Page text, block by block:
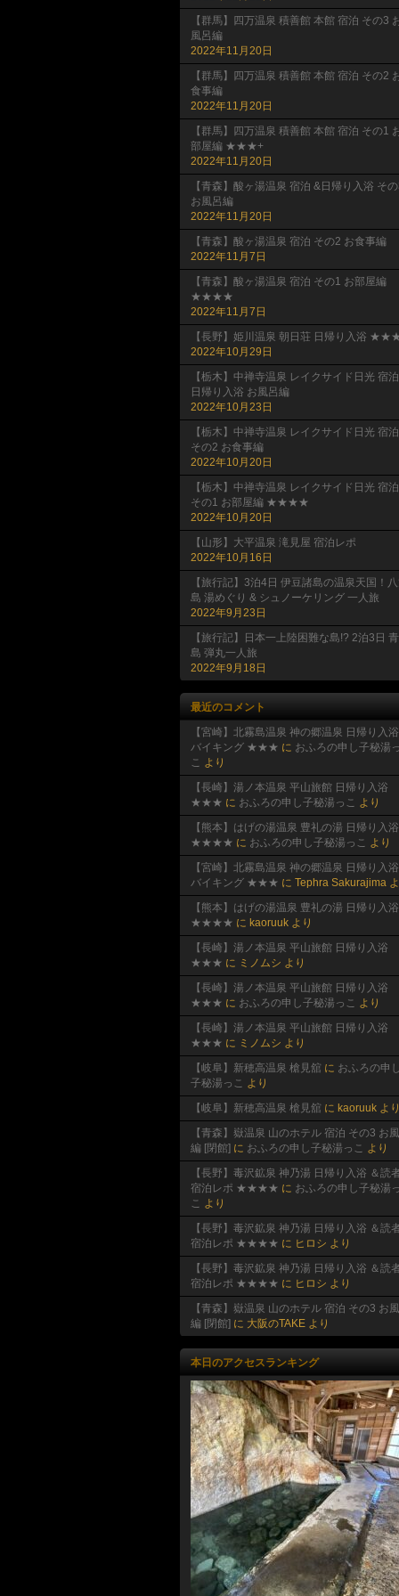
【群馬】四万温泉 積善館 本館 宿泊 その3
風呂編
2022年11月20日
【群馬】四万温泉 積善館 本館 宿泊 その2
食事編
2022年11月20日
【群馬】四万温泉 積善館 本館 宿泊 その1
部屋編 ★★★+
2022年11月20日
【青森】酸ヶ湯温泉 宿泊 &日帰り入浴 そ
お風呂編
2022年11月20日
【青森】酸ヶ湯温泉 宿泊 その2 お食事編
2022年11月7日
【青森】酸ヶ湯温泉 宿泊 その1 お部屋編
★★★★
2022年11月7日
【長野】姫川温泉 朝日荘 日帰り入浴
2022年10月29日
【栃木】中禅寺温泉 レイクサイド日光 宿
日帰り入浴 お風呂編
2022年10月23日
【栃木】中禅寺温泉 レイクサイド日光 宿泊
その2 お食事編
2022年10月20日
【栃木】中禅寺温泉 レイクサイド日光 宿泊
その1 お部屋編 ★★★★
2022年10月20日
【山形】大平温泉 滝見屋 宿泊レポ
2022年10月16日
【旅行記】3泊4日 伊豆諸島の温泉天国！
島 湯めぐり & シュノーケリング 一人旅
2022年9月23日
【旅行記】日本一上陸困難な島!? 2泊3日
島 弾丸一人旅
2022年9月18日
最近のコメント
【宮崎】北霧島温泉 神の郷温泉 日帰り入
バイキング ★★★ に おふろの申し子秘湯っ
こ より
【長崎】湯ノ本温泉 平山旅館 日帰り入浴
★★★ に おふろの申し子秘湯っこ より
【熊本】はげの湯温泉 豊礼の湯 日帰り入浴
★★★★ に おふろの申し子秘湯っこ より
【宮崎】北霧島温泉 神の郷温泉 日帰り入
バイキング ★★★ に Tephra Sakurajima
【熊本】はげの湯温泉 豊礼の湯 日帰り入浴
★★★★ に kaoruuk より
【長崎】湯ノ本温泉 平山旅館 日帰り入浴
★★★ に ミノムシ より
【長崎】湯ノ本温泉 平山旅館 日帰り入浴
★★★ に おふろの申し子秘湯っこ より
【長崎】湯ノ本温泉 平山旅館 日帰り入浴
★★★ に ミノムシ より
【岐阜】新穂高温泉 槍見舘 に おふろの申し
子秘湯っこ より
【岐阜】新穂高温泉 槍見舘 に kaoruuk より
【青森】嶽温泉 山のホテル 宿泊 その3 お
編 [閉館] に おふろの申し子秘湯っこ より
【長野】毒沢鉱泉 神乃湯 日帰り入浴 ＆読
宿泊レポ ★★★★ に おふろの申し子秘湯っ
こ より
【長野】毒沢鉱泉 神乃湯 日帰り入浴 ＆読
宿泊レポ ★★★★ に ヒロシ より
【長野】毒沢鉱泉 神乃湯 日帰り入浴 ＆読
宿泊レポ ★★★★ に ヒロシ より
【青森】嶽温泉 山のホテル 宿泊 その3 お
編 [閉館] に 大阪のTAKE より
本日のアクセスランキング